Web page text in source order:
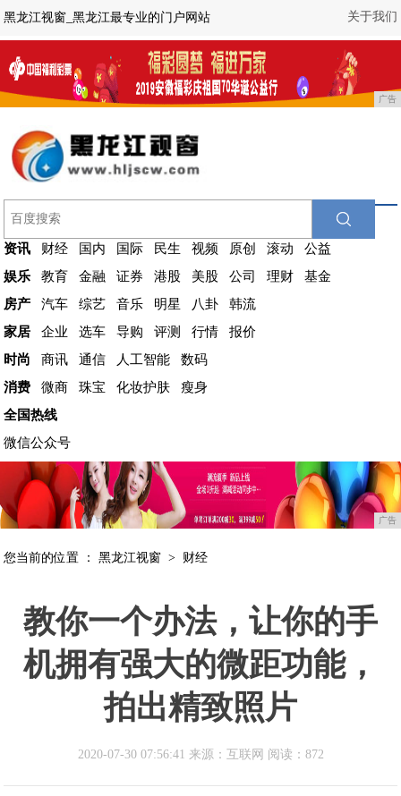
关于我们
黑龙江视窗_黑龙江最专业的门户网站
广告
资讯 财经 国内 国际 民生 视频 原创 滚动
公益
娱乐
教育 金融 证券 港股 美股 公司 理财
基金
房产
汽车 综艺 音乐 明星 八卦
韩流
家居
企业 选车 导购 评测 行情
报价
时尚
商讯 通信 人工智能
数码
消费
微商 珠宝 化妆护肤
瘦身
全国热线
微信公众号
广告
您当前的位置 ：黑龙江视窗 > 财经
教你一个办法，让你的手
机拥有强大的微距功能，
拍出精致照片
2020-07-30 07:56:41 来源：互联网 阅读：872